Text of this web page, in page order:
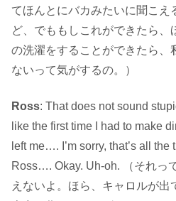
てほんとにバカみたいに聞こえ
ど、でももしこれができたら、
の洗濯をすることができたら、
ないって気がするの。）
Ross: That does not sound
like the first time I had to make
left me…. I’m sorry, that’s all
Ross…. Okay. Uh-oh. （それっ
えないよ。ほら、キャロルが